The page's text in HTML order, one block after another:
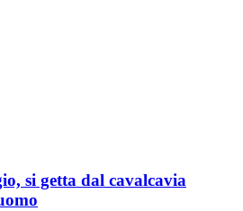
si getta dal cavalcavia